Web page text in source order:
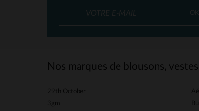
Nos marques de blousons,
29th October
3gm
OK